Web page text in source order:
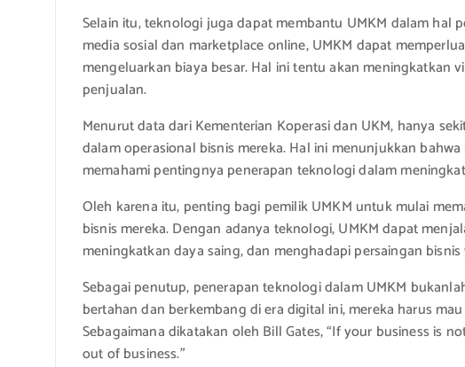
Selain itu, teknologi juga dapat membantu UMKM dalam hal
media sosial dan marketplace online, UMKM dapat
mengeluarkan biaya besar. Hal ini tentu akan meningkatkan
penjualan.
Menurut data dari Kementerian Koperasi dan UKM, hanya
dalam operasional bisnis mereka. Hal ini menunjukkan
memahami pentingnya penerapan teknologi dalam
Oleh karena itu, penting bagi pemilik UMKM untuk mulai
bisnis mereka. Dengan adanya teknologi, UMKM dapat
meningkatkan daya saing, dan menghadapi persaingan
Sebagai penutup, penerapan teknologi dalam UMKM
bertahan dan berkembang di era digital ini, mereka harus
Sebagaimana dikatakan oleh Bill Gates, “If your business is
out of business.”